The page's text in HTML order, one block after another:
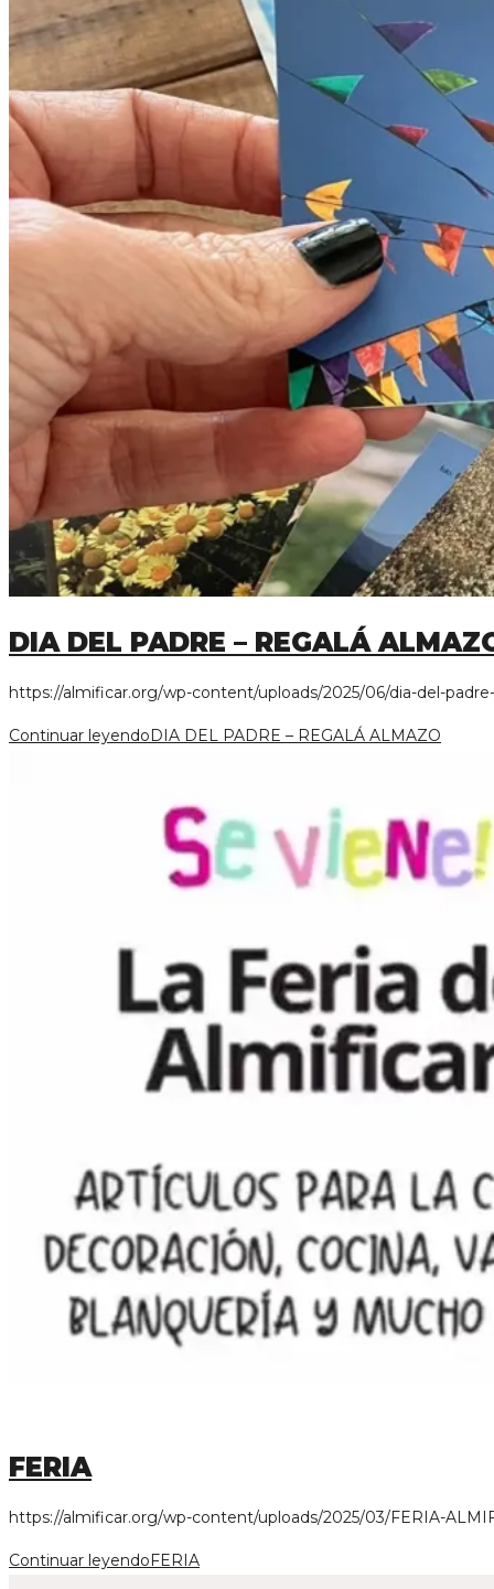
DIA DEL PADRE – REGALÁ
https://almificar.org/wp-content/uploads/2025/06/dia-del-padre-
Continuar leyendoDIA DEL PADRE – REGALÁ ALMAZO
FERIA
https://almificar.org/wp-content/uploads/2025/03/FERIA-
Continuar leyendoFERIA